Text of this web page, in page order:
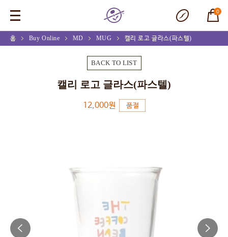
0
홈 Buy Online MD MUG 캘리 로고 글라스(파스텔)
BACK TO LIST
캘리 로고 글라스(파스텔)
12,000원